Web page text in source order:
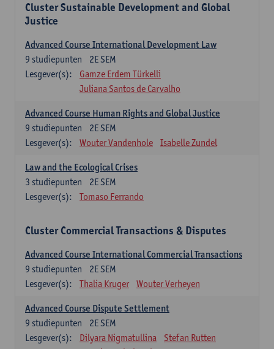
Cluster Sustainable Development and Global
Justice
Advanced Course International Development Law
2E SEM
9 studiepunten
Lesgever(s):
Gamze Erdem Türkelli
Juliana Santos de Carvalho
Advanced Course Human Rights and Global Justice
2E SEM
9 studiepunten
Lesgever(s):
Wouter Vandenhole Isabelle Zundel
Law and the Ecological Crises
2E SEM
3 studiepunten
Lesgever(s):
Tomaso Ferrando
Cluster Commercial Transactions & Disputes
Advanced Course International Commercial Transactions
2E SEM
9 studiepunten
Lesgever(s):
Thalia Kruger Wouter Verheyen
Advanced Course Dispute Settlement
2E SEM
9 studiepunten
Lesgever(s):
Dilyara Nigmatullina
Stefan Rutten